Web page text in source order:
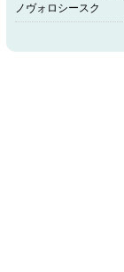
ノヴォロシースク